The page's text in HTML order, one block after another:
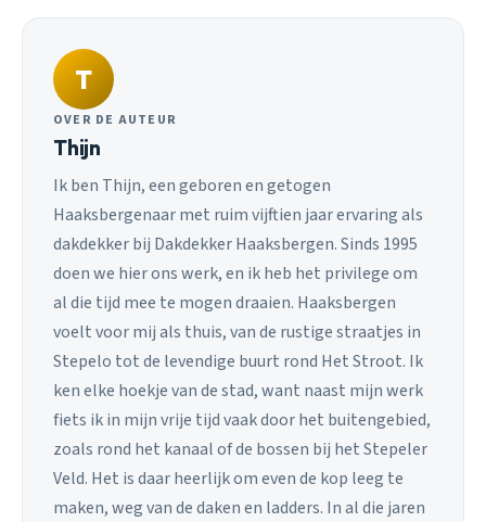
T
OVER DE AUTEUR
Thijn
Ik ben Thijn, een geboren en getogen
Haaksbergenaar met ruim vijftien jaar ervaring als
dakdekker bij Dakdekker Haaksbergen. Sinds 1995
doen we hier ons werk, en ik heb het privilege om
al die tijd mee te mogen draaien. Haaksbergen
voelt voor mij als thuis, van de rustige straatjes in
Stepelo tot de levendige buurt rond Het Stroot. Ik
ken elke hoekje van de stad, want naast mijn werk
fiets ik in mijn vrije tijd vaak door het buitengebied,
zoals rond het kanaal of de bossen bij het Stepeler
Veld. Het is daar heerlijk om even de kop leeg te
maken, weg van de daken en ladders. In al die jaren